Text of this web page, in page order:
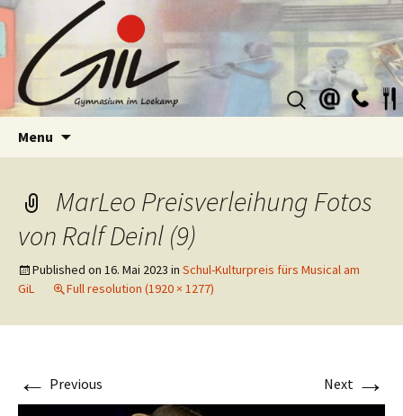
Suchen
nach:
Menu
MarLeo Preisverleihung Fotos
von Ralf Deinl (9)
Published on 16. Mai 2023 in Schul-Kulturpreis fürs Musical am
GiL
Full resolution (1920 × 1277)
← Previous Next →